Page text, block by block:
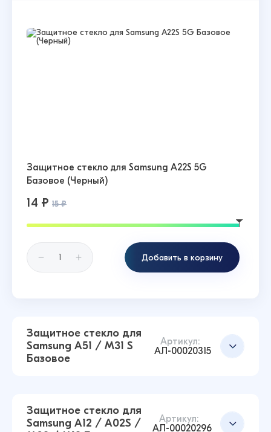
Защитное стекло для Samsung A22S 5G
Базовое (Черный)
14 ₽ 15 ₽
Добавить в корзину
Защитное стекло для
Samsung A51 / M31 S
Базовое
Артикул:
АЛ-00020315
Защитное стекло для
Samsung A12 / A02S /
Артикул:
АЛ-00020296